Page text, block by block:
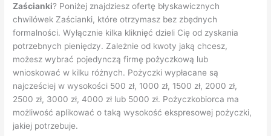
Zaścianki? Poniżej znajdziesz ofertę błyskawicznych
chwilówek Zaścianki, które otrzymasz bez zbędnych
formalności. Wyłącznie kilka kliknięć dzieli Cię od zyskania
potrzebnych pieniędzy. Zależnie od kwoty jaką chcesz,
możesz wybrać pojedynczą firmę pożyczkową lub
wnioskować w kilku różnych. Pożyczki wypłacane są
najcześciej w wysokości 500 zł, 1000 zł, 1500 zł, 2000 zł,
2500 zł, 3000 zł, 4000 zł lub 5000 zł. Pożyczkobiorca ma
możliwość aplikować o taką wysokość ekspresowej pożyczki,
jakiej potrzebuje.